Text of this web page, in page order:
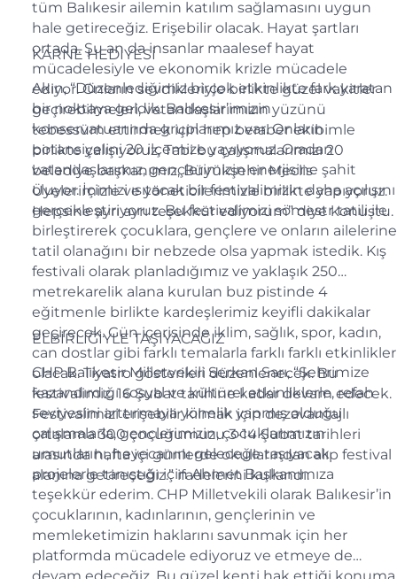
tüm Balıkesir ailemin katılım sağlamasını uygun
hale getireceğiz. Erişebilir olacak. Hayat şartları
ortada. Şu an da insanlar maalesef hayat
mücadelesiyle ve ekonomik krizle mücadele
ediyor. Onların sevdikleriyle birlikte güzel vakitler
geçirebilmeleri, vatandaşlarımızın yüzünü
tebessüm ettirmek için hep beraber ekibimle
birlikte çalışıyoruz. Tabi bu çalışmalarımızı 20
belediye başkanımız, Büyükşehir Meclis
Üyelerimizle ve yöneticilerimizle birlikte yapıyoruz.
Hepsine ayrı ayrı teşekkür ediyorum” diye konuştu.
KARNE HEDİYESİ
Akın, “Düzenlediğimiz birçok etkinlikte fark yaratan
bir noktaya geldik. Balıkesir’imizin
konservatuarında gruplarımız var. Onların
potansiyelini 20 ilçemize yayıyoruz. Oradan
vatandaşlarımız, gençlerimizin enerjisine şahit
oluyor. İçimizi ısıtacak bir festivalimizin daha açılışını
gerçekleştiriyoruz. Bu festivalimizi sömestr tatili ile
birleştirerek çocuklara, gençlere ve onların ailelerine
tatil olanağını bir nebzede olsa yapmak istedik. Kış
festivali olarak planladığımız ve yaklaşık 250
metrekarelik alana kurulan buz pistinde 4
eğitmenle birlikte kardeşlerimiz keyifli dakikalar
geçirecek. Gün içerisinde iklim, sağlık, spor, kadın,
can dostlar gibi farklı temalarla farklı farklı etkinlikler
olacak. Tiyatro gösterileri düzenlenecek. Bu
festivalimiz, 16 Şubat tarihine kadar devam edecek.
Festivalimizi erişebilir kılmak için dezavantajlı
ortalama 300 çocuğumuzu 3-14 Şubat tarihleri
arasında hafta içi günlerde okullarından alıp festival
alanına getireceğiz.” ifadelerini kullandı.
ELBİRLİĞİYLE TAŞIYACAĞIZ
CHP Balıkesir Milletvekili Serkan Sarı, “Şehrimize
kazandırdığı sosyal ve kültürel etkinliklerle, refah
seviyesini arttırmaya yönelik yapmış olduğu
çalışmalarla, gençlerimizin, çocuklarımızın
umutlarını, heyecanını geleceğe taşıyacak
projelerle tanıştığı için Ahmet Başkanımıza
teşekkür ederim. CHP Milletvekili olarak Balıkesir’in
çocuklarının, kadınlarının, gençlerinin ve
memleketimizin haklarını savunmak için her
platformda mücadele ediyoruz ve etmeye de
devam edeceğiz. Bu güzel kenti hak ettiği konuma